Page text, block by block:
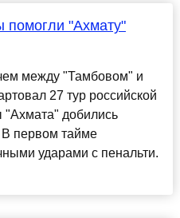
помогли "Ахмату"
между "Тамбовом" и
27 тур российской
"Ахмата" добились
В первом тайме
ударами с пенальти.